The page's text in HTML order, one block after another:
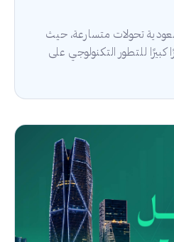
تحولات متسارعة، حيث
كبيرًا للتطور التكنولوجي على